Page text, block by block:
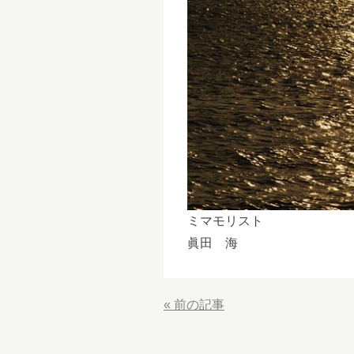
ミマモリスト
眞田 海
« 前の記事